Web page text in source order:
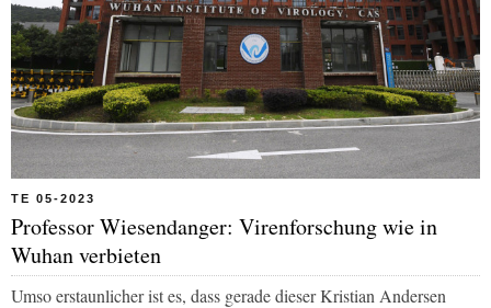
TE 05-2023
Professor Wiesendanger: Virenforschung wie in
Wuhan verbieten
Umso erstaunlicher ist es, dass gerade dieser Kristian Andersen